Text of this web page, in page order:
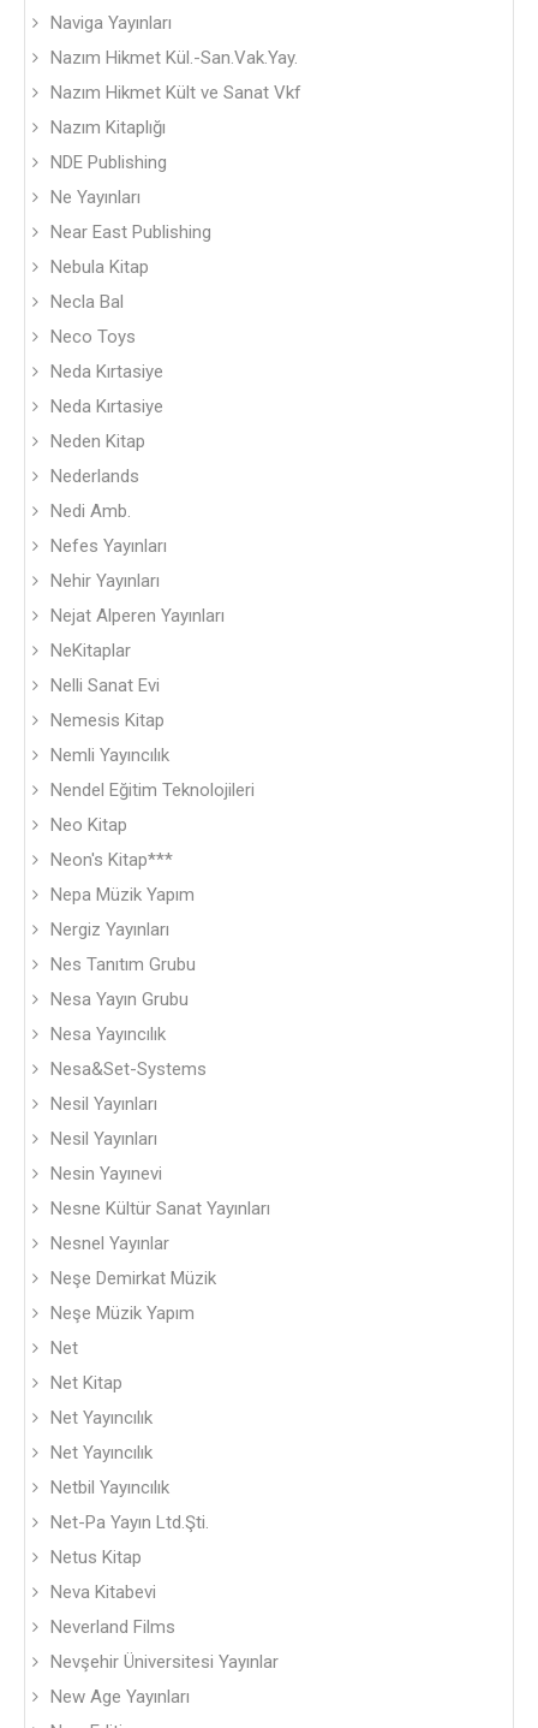
Naviga Yayınları
Nazım Hikmet Kül.-San.Vak.Yay.
Nazım Hikmet Kült ve Sanat Vkf
Nazım Kitaplığı
NDE Publishing
Ne Yayınları
Near East Publishing
Nebula Kitap
Necla Bal
Neco Toys
Neda Kırtasiye
Neda Kırtasiye
Neden Kitap
Nederlands
Nedi Amb.
Nefes Yayınları
Nehir Yayınları
Nejat Alperen Yayınları
NeKitaplar
Nelli Sanat Evi
Nemesis Kitap
Nemli Yayıncılık
Nendel Eğitim Teknolojileri
Neo Kitap
Neon's Kitap***
Nepa Müzik Yapım
Nergiz Yayınları
Nes Tanıtım Grubu
Nesa Yayın Grubu
Nesa Yayıncılık
Nesa&Set-Systems
Nesil Yayınları
Nesil Yayınları
Nesin Yayınevi
Nesne Kültür Sanat Yayınları
Nesnel Yayınlar
Neşe Demirkat Müzik
Neşe Müzik Yapım
Net
Net Kitap
Net Yayıncılık
Net Yayıncılık
Netbil Yayıncılık
Net-Pa Yayın Ltd.Şti.
Netus Kitap
Neva Kitabevi
Neverland Films
Nevşehir Üniversitesi Yayınlar
New Age Yayınları